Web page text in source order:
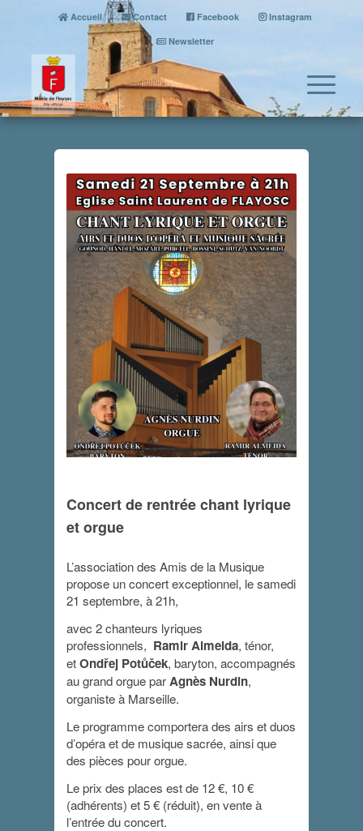
Accueil Contact Facebook
Instagram
Newsletter
Concert de
lyrique et orgue
21 septembre 2024 - 21 h 00 min
Concert de rentrée chant lyrique
et orgue
L’association des Amis de la Musique
propose un concert exceptionnel, le samedi
21 septembre, à 21h,
avec 2 chanteurs lyriques
professionnels, Ramir Almeida, ténor,
etOndřej Potůček, baryton, accompagnés
au grand orgue parAgnès Nurdin,
organiste à Marseille.
Le programme comportera des airs et duos
d’opéra et de musique sacrée, ainsi que
des pièces pour orgue.
Le prix des places est de 12 €, 10 €
(adhérents) et 5 € (réduit), en vente à
l’entrée du concert.